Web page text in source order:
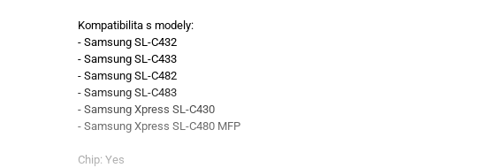
Kompatibilita s modely:
- Samsung SL-C432
- Samsung SL-C433
- Samsung SL-C482
- Samsung SL-C483
- Samsung Xpress SL-C430
- Samsung Xpress SL-C480 MFP
Chip: Yes